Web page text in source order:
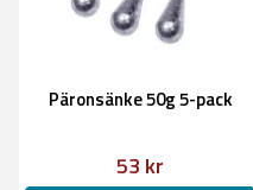
Päronsänke 50g 5-pack
53 kr